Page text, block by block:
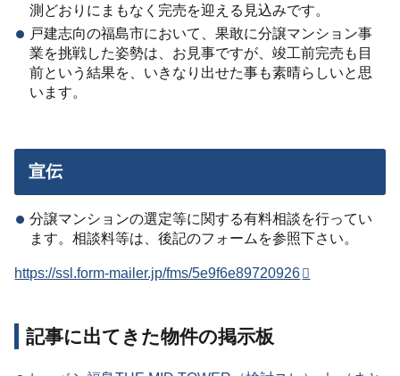
測どおりにまもなく完売を迎える見込みです。
戸建志向の福島市において、果敢に分譲マンション事
業を挑戦した姿勢は、お見事ですが、竣工前完売も目
前という結果を、いきなり出せた事も素晴らしいと思
います。
宣伝
分譲マンションの選定等に関する有料相談を行ってい
ます。相談料等は、後記のフォームを参照下さい。
https://ssl.form-mailer.jp/fms/5e9f6e89720926
記事に出てきた物件の掲示板